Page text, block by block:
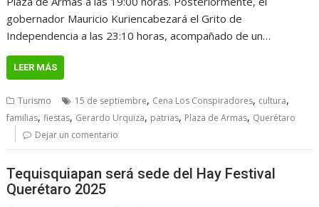
gobernador Mauricio Kuriencabezará el Grito de
Independencia a las 23:10 horas, acompañado de un…
LEER MÁS
Turismo 15 de septiembre, Cena Los Conspiradores, cultura,
familias,fiestas, Gerardo Urquiza, patrias, Plaza de Armas, Querétaro
Dejar un comentario
Tequisquiapan será sede del Hay Festival
Querétaro 2025